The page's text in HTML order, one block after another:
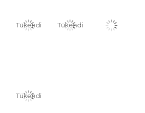
Tükendi Tükendi
Tükendi